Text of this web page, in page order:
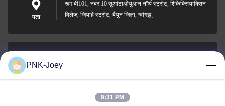
पता
रूम बी101, नंबर 10 सुआंटाओयुआन नॉर्थ स्ट्रीट, शिंकेक्सियाक्सिन
विलेज, जियाहे स्ट्रीट, बैयुन जिला, ग्वांगझू
PNK-Joey
9:31 PM